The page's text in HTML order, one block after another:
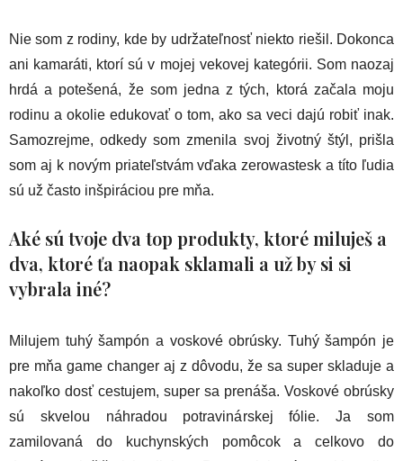
Nie som z rodiny, kde by udržateľnosť niekto riešil. Dokonca
ani kamaráti, ktorí sú v mojej vekovej kategórii. Som naozaj
hrdá a potešená, že som jedna z tých, ktorá začala moju
rodinu a okolie edukovať o tom, ako sa veci dajú robiť inak.
Samozrejme, odkedy som zmenila svoj životný štýl, prišla
som aj k novým priateľstvám vďaka zerowastesk a títo ľudia
sú už často inšpiráciou pre mňa.
Aké sú tvoje dva top produkty, ktoré miluješ a
dva, ktoré ťa naopak sklamali a už by si si
vybrala iné?
Milujem tuhý šampón a voskové obrúsky. Tuhý šampón je
pre mňa game changer aj z dôvodu, že sa super skladuje a
nakoľko dosť cestujem, super sa prenáša. Voskové obrúsky
sú skvelou náhradou potravinárskej fólie. Ja som
zamilovaná do kuchynských pomôcok a celkovo do